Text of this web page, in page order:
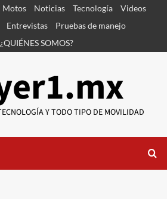
Motos Noticias Tecnología
Videos
Entrevistas
Pruebas de manejo
¿QUIÉNES SOMOS?
Y TODO TIPO DE MOVILIDAD